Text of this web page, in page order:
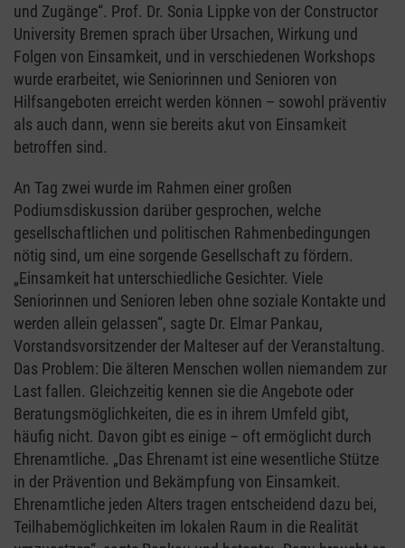
und Zugänge“. Prof. Dr. Sonia Lippke von der Constructor
University Bremen sprach über Ursachen, Wirkung und
Folgen von Einsamkeit, und in verschiedenen Workshops
wurde erarbeitet, wie Seniorinnen und Senioren von
Hilfsangeboten erreicht werden können – sowohl präventiv
als auch dann, wenn sie bereits akut von Einsamkeit
betroffen sind.
An Tag zwei wurde im Rahmen einer großen
Podiumsdiskussion darüber gesprochen, welche
gesellschaftlichen und politischen Rahmenbedingungen
nötig sind, um eine sorgende Gesellschaft zu fördern.
„Einsamkeit hat unterschiedliche Gesichter. Viele
Seniorinnen und Senioren leben ohne soziale Kontakte und
werden allein gelassen“, sagte Dr. Elmar Pankau,
Vorstandsvorsitzender der Malteser auf der Veranstaltung.
Das Problem: Die älteren Menschen wollen niemandem zur
Last fallen. Gleichzeitig kennen sie die Angebote oder
Beratungsmöglichkeiten, die es in ihrem Umfeld gibt,
häufig nicht. Davon gibt es einige – oft ermöglicht durch
Ehrenamtliche. „Das Ehrenamt ist eine wesentliche Stütze
in der Prävention und Bekämpfung von Einsamkeit.
Ehrenamtliche jeden Alters tragen entscheidend dazu bei,
Teilhabemöglichkeiten im lokalen Raum in die Realität